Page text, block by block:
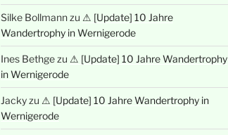
Silke Bollmannzu ⚠ [Update] 10 Jahre
Wandertrophy in Wernigerode
Ines Bethgezu ⚠ [Update] 10 Jahre Wandertrophy
in Wernigerode
Jackyzu ⚠ [Update] 10 Jahre Wandertrophy in
Wernigerode